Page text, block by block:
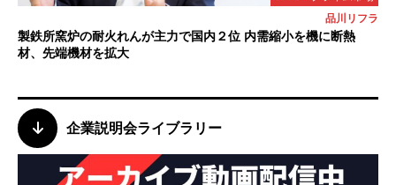
品川リフラ
製鉄所窯炉の耐火れんが主力で国内２位 内需縮小を機に断熱
材、先端機材を拡大
企業説明会ライブラリー